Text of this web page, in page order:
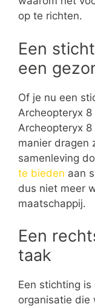
op te richten.
Een
een
Of je nu een
Archeopteryx
Archeopteryx 8
manier dragen
samenleving
te bieden aan
dus niet meer
maatschappij.
Een
taak
Een stichting
organisatie die